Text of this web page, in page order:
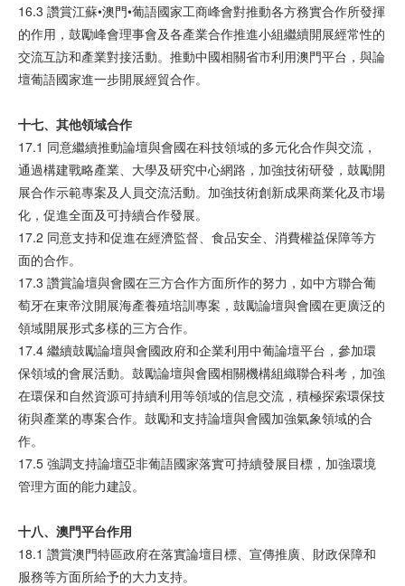
16.3 讚賞江蘇•澳門•葡語國家工商峰會對推動各方務實合作所發揮
的作用，鼓勵峰會理事會及各產業合作推進小組繼續開展經常性的
交流互訪和產業對接活動。推動中國相關省市利用澳門平台，與論
壇葡語國家進一步開展經貿合作。
十七、其他領域合作
17.1 同意繼續推動論壇與會國在科技領域的多元化合作與交流，
通過構建戰略產業、大學及研究中心網路，加強技術研發，鼓勵開
展合作示範專案及人員交流活動。加強技術創新成果商業化及市場
化，促進全面及可持續合作發展。
17.2 同意支持和促進在經濟監督、食品安全、消費權益保障等方
面的合作。
17.3 讚賞論壇與會國在三方合作方面所作的努力，如中方聯合葡
萄牙在東帝汶開展海產養殖培訓專案，鼓勵論壇與會國在更廣泛的
領域開展形式多樣的三方合作。
17.4 繼續鼓勵論壇與會國政府和企業利用中葡論壇平台，參加環
保領域的會展活動。鼓勵論壇與會國相關機構組織聯合科考，加強
在環保和自然資源可持續利用等領域的信息交流，積極探索環保技
術與產業的專案合作。鼓勵和支持論壇與會國加強氣象領域的合
作。
17.5 強調支持論壇亞非葡語國家落實可持續發展目標，加強環境
管理方面的能力建設。
十八、澳門平台作用
18.1 讚賞澳門特區政府在落實論壇目標、宣傳推廣、財政保障和
服務等方面所給予的大力支持。